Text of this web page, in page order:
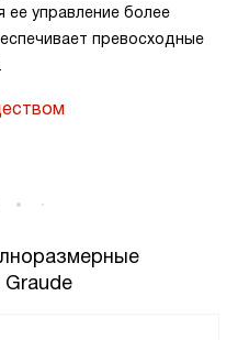
управление более
превосходные